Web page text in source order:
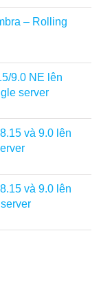
– Rolling
9.0 NE lên
server
và 9.0 lên
và 9.0 lên